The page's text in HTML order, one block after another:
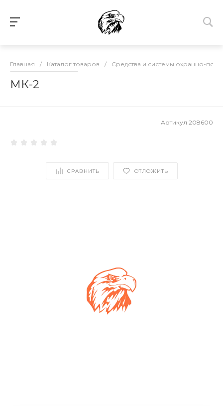
Главная / Каталог товаров / Средства и системы охранно-
МК-2
Артикул 208600
СРАВНИТЬ ОТЛОЖИТЬ